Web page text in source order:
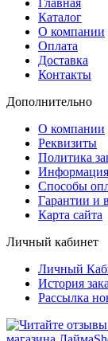
Каталог
О компании
Оплата
Доставка
Контакты
Дополнительно
О компании
Реквизиты
Политика
Информация
Способы
Гарантии и
Карта сайта
Личный кабинет
Личный
История
Рассылка